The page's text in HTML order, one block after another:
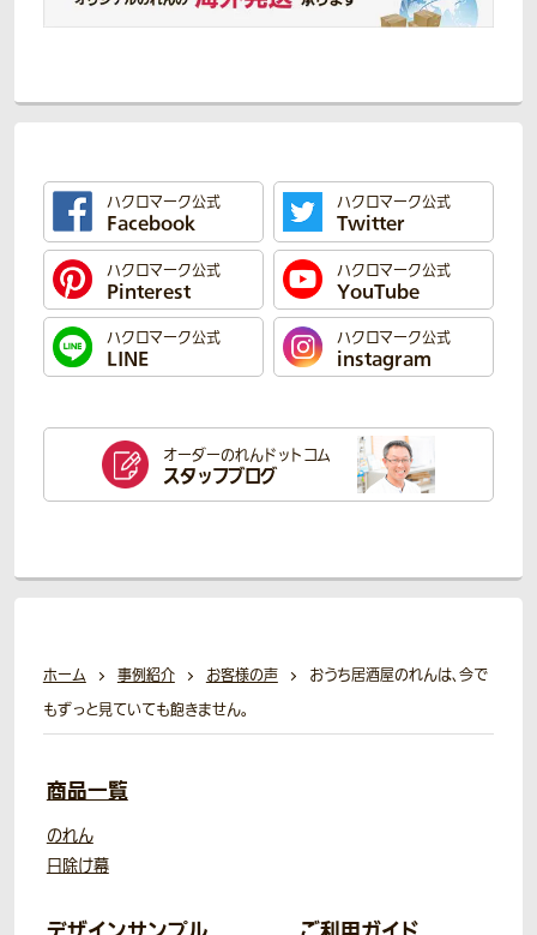
ハクロマーク公式
Facebook
ハクロマーク公式
Twitter
ハクロマーク公式
Pinterest
ハクロマーク公式
YouTube
ハクロマーク公式
LINE
ハクロマーク公式
instagram
オーダーのれんドットコム
スタッフブログ
ホーム 事例紹介 お客様の声
おうち居酒屋のれんは、今で
もずっと見ていても飽きません。
商品一覧
のれん
日除け幕